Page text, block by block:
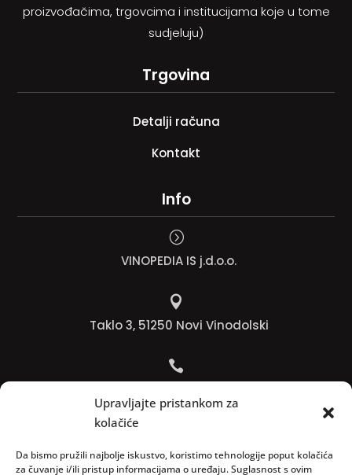
Upravljajte pristankom za
kolačiće
Da bismo pružili najbolje iskustvo, koristimo tehnologije poput kolačića
za čuvanje i/ili pristup informacijama o uređaju. Suglasnost s ovim
proizvođačima, trgovcima i institucijama koje u tome
sudjeluju)
Trgovina
Detalji računa
Kontakt
Info
=
VINOPEDIA IS j.d.o.o.

Taklo 3, 51250 Novi Vinodolski

Jadranko +385 91 501 4218